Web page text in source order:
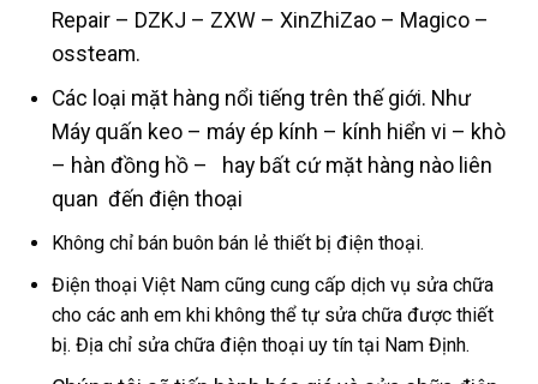
Repair – DZKJ – ZXW – XinZhiZao – Magico –
ossteam.
Các loại mặt hàng nổi tiếng trên thế giới. Như
Máy quấn keo – máy ép kính – kính hiển vi – khò
– hàn đồng hồ – hay bất cứ mặt hàng nào liên
quan đến điện thoại
Không chỉ bán buôn bán lẻ thiết bị điện thoại.
Điện thoại Việt Nam cũng cung cấp dịch vụ sửa chữa
cho các anh em khi không thể tự sửa chữa được thiết
bị. Địa chỉ sửa chữa điện thoại uy tín tại Nam Định.